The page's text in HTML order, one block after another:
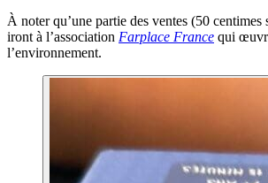
À noter qu’une partie des ventes (50 centimes
iront à l’association Farplace France qui
l’environnement.